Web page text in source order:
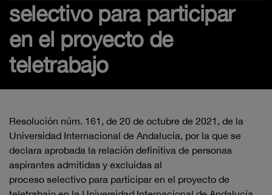
selectivo para participar
en el proyecto de
teletrabajo
Resolución núm. 161 , de 20 de octubre de 2021, de la
Universidad Internacional de Andalucía, por la que se
declara aprobada la relación definitiva de personas
aspirantes admitidas y excluidas al
proceso selectivo para participar en el proyecto de